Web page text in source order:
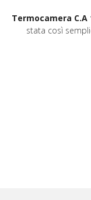
Termocamera C.A
stata così